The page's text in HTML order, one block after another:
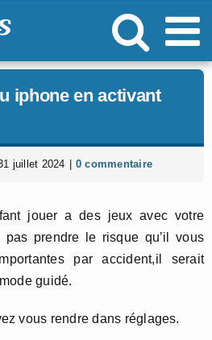
iphone en activant
juillet 2024 0 commentaire
jouer a des jeux avec votre
prendre le risque qu’il vous
par accident,il serait
guidé.
vous rendre dans réglages.